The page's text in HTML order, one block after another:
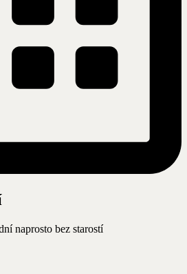
naprosto bez starostí